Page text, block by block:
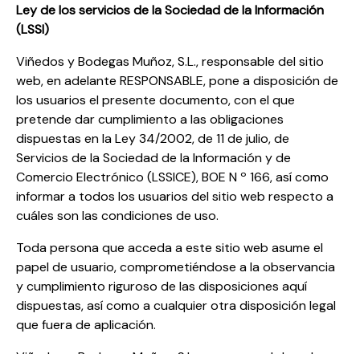
Ley de los servicios de la Sociedad de la Información
(LSSI)
Viñedos y Bodegas Muñoz, S.L., responsable del sitio
web, en adelante RESPONSABLE, pone a disposición de
los usuarios el presente documento, con el que
pretende dar cumplimiento a las obligaciones
dispuestas en la Ley 34/2002, de 11 de julio, de
Servicios de la Sociedad de la Información y de
Comercio Electrónico (LSSICE), BOE N º 166, así como
informar a todos los usuarios del sitio web respecto a
cuáles son las condiciones de uso.
Toda persona que acceda a este sitio web asume el
papel de usuario, comprometiéndose a la observancia
y cumplimiento riguroso de las disposiciones aquí
dispuestas, así como a cualquier otra disposición legal
que fuera de aplicación.